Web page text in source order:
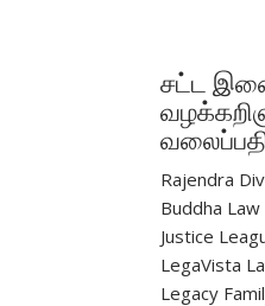
சட்ட
Rajendra
Buddha Law
Justice
LegaVista
Legacy